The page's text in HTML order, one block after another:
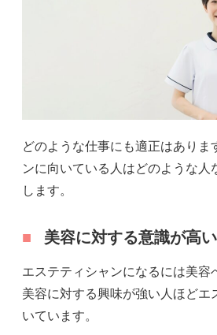
どのような仕事にも適正はありま
ンに向いている人はどのような人
します。
美容に対する意識が高い
エステティシャンになるには美容
美容に対する興味が強い人ほどエ
いています。